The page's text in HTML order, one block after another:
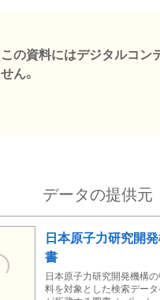
この資料にはデジタルコン
せん。
データの提供元
日本原子力研究開
書
日本原子力研究開発機構
料を対象とした検索デー